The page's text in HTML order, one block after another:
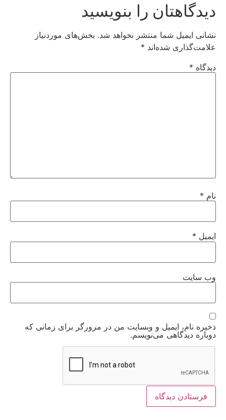
دیدگاهتان را بنویسید
نشانی ایمیل شما منتشر نخواهد شد. بخش‌های موردنیاز
علامت‌گذاری شده‌اند *
دیدگاه *
نام *
ایمیل *
وب‌ سایت
ذخیره نام، ایمیل و وبسایت من در مرورگر برای زمانی که
دوباره دیدگاهی می‌نویسم.